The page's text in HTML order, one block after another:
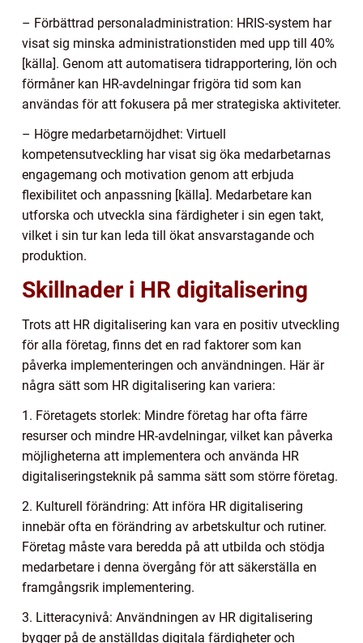
– Förbättrad personaladministration: HRIS-system har
visat sig minska administrationstiden med upp till 40%
[källa]. Genom att automatisera tidrapportering, lön och
förmåner kan HR-avdelningar frigöra tid som kan
användas för att fokusera på mer strategiska aktiviteter.
– Högre medarbetarnöjdhet: Virtuell
kompetensutveckling har visat sig öka medarbetarnas
engagemang och motivation genom att erbjuda
flexibilitet och anpassning [källa]. Medarbetare kan
utforska och utveckla sina färdigheter i sin egen takt,
vilket i sin tur kan leda till ökat ansvarstagande och
produktion.
Skillnader i HR digitalisering
Trots att HR digitalisering kan vara en positiv utveckling
för alla företag, finns det en rad faktorer som kan
påverka implementeringen och användningen. Här är
några sätt som HR digitalisering kan variera:
1. Företagets storlek: Mindre företag har ofta färre
resurser och mindre HR-avdelningar, vilket kan påverka
möjligheterna att implementera och använda HR
digitaliseringsteknik på samma sätt som större företag.
2. Kulturell förändring: Att införa HR digitalisering
innebär ofta en förändring av arbetskultur och rutiner.
Företag måste vara beredda på att utbilda och stödja
medarbetare i denna övergång för att säkerställa en
framgångsrik implementering.
3. Litteracynivå: Användningen av HR digitalisering
bygger på de anställdas digitala färdigheter och